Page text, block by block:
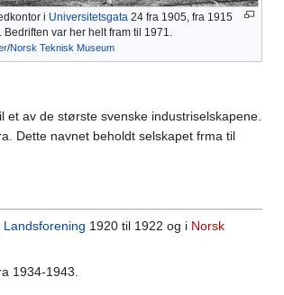
i Universitetsgata 24 fra 1905, fra 1915
var her helt fram til 1971.
/Norsk Teknisk Museum
et av de største svenske industriselskapene.
Dette navnet beholdt selskapet frma til
Landsforening 1920 til 1922 og i Norsk
1934-1943.